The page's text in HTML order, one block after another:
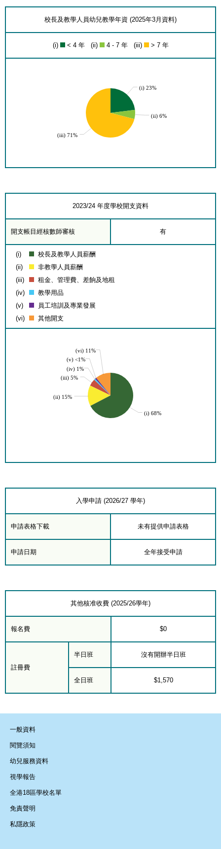
校長及教學人員幼兒教學年資 (2025年3月資料)
(i) < 4 年 (ii) 4 - 7 年 (iii) > 7 年
(i) 23%
(ii) 6%
(iii) 71%
2023/24 年度學校開支資料
開支帳目經核數師審核 有
(i)
校長及教學人員薪酬
(ii)
非教學人員薪酬
(iii)
租金、管理費、差餉及地租
(iv)
教學用品
(v)
員工培訓及專業發展
(vi)
其他開支
(vi) 11%
(v) <1%
(iv) 1%
(iii) 5%
(ii) 15%
(i) 68%
入學申請 (2026/27 學年)
申請表格下載 未有提供申請表格
申請日期 全年接受申請
其他核准收費 (2025/26學年)
報名費 $0
註冊費
半日班 沒有開辦半日班
全日班 $1,570
一般資料
閱覽須知
幼兒服務資料
視學報告
全港18區學校名單
免責聲明
私隱政策